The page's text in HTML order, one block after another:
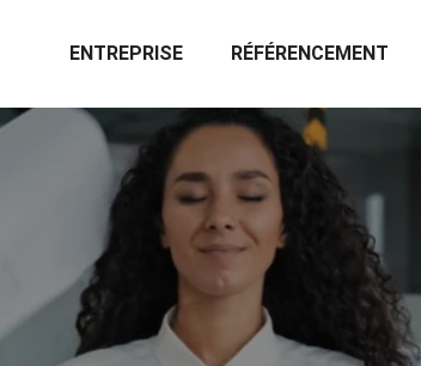
ENTREPRISE RÉFÉRENCEMENT